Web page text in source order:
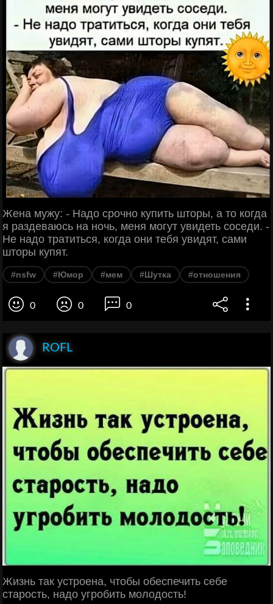
Жена мужу: - Надо срочно купить шторы, а то когда
я раздеваюсь на ночь, меня могут увидеть соседи. -
Не надо тратиться, когда они тебя увидят, сами
шторы купят.
#nsfw #Юмор #мем #Шутка #отношения
0 0 0
ROFL
Жизнь так устроена, чтобы обеспечить себе
старость, надо угробить молодость!